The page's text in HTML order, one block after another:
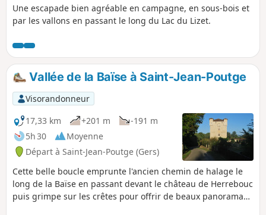
Une escapade bien agréable en campagne, en sous-bois et
par les vallons en passant le long du Lac du Lizet.
Vallée de la Baïse à Saint-Jean-Poutge
Visorandonneur
17,33 km
+201 m
-191 m
5h 30
Moyenne
Départ à Saint-Jean-Poutge (Gers)
Cette belle boucle emprunte l'ancien chemin de halage le
long de la Baïse en passant devant le château de Herrebouc
puis grimpe sur les crêtes pour offrir de beaux panoramas